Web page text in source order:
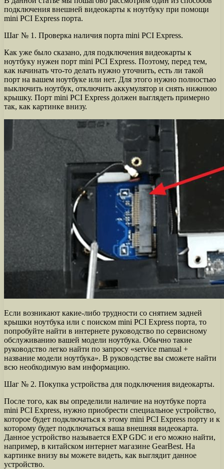
подключения внешней видеокарты к ноутбуку при помощи
mini PCI Express порта.
Шаг № 1. Проверка наличия порта mini PCI Express.
Как уже было сказано, для подключения видеокарты к
ноутбуку нужен порт mini PCI Express. Поэтому, перед тем,
как начинать что-то делать нужно уточнить, есть ли такой
порт на вашем ноутбуке или нет. Для этого нужно полностью
выключить ноутбук, отключить аккумулятор и снять нижнюю
крышку. Порт mini PCI Express должен выглядеть примерно
так, как картинке внизу.
Если возникают какие-либо трудности со снятием задней
крышки ноутбука или с поиском mini PCI Express порта, то
попробуйте найти в интернете руководство по сервисному
обслуживанию вашей модели ноутбука. Обычно такие
руководство легко найти по запросу «service manual +
название модели ноутбука». В руководстве вы сможете найти
всю необходимую вам информацию.
Шаг № 2. Покупка устройства для подключения видеокарты.
После того, как вы определили наличие на ноутбуке порта
mini PCI Express, нужно приобрести специальное устройство,
которое будет подключаться к этому mini PCI Express порту и к
которому будет подключаться ваша внешняя видеокарта.
Данное устройство называется EXP GDC и его можно найти,
например, в китайском интернет магазине GearBest. На
картинке внизу вы можете видеть, как выглядит данное
устройство.